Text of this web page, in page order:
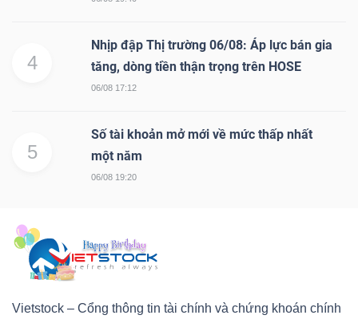
4
Nhịp đập Thị trường 06/08: Áp lực bán gia
tăng, dòng tiền thận trọng trên HOSE
06/08 17:12
5
Số tài khoản mở mới về mức thấp nhất
một năm
06/08 19:20
Vietstock – Cổng thông tin tài chính và chứng khoán chính
(-)
của
Báo
phân